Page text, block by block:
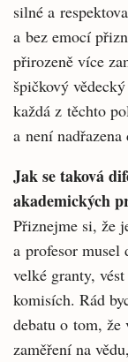
silné a
a bez emocí
přirozeně více
špičkový
každá z těchto
a není nadřazena
Jak se taková
akademických
Přiznejme si, že
a profesor musel
velké granty,
komisích. Rád
debatu o tom,
zaměření na